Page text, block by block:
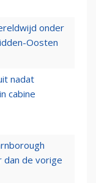
onder
Oosten
nadat
cabine
dan de vorige